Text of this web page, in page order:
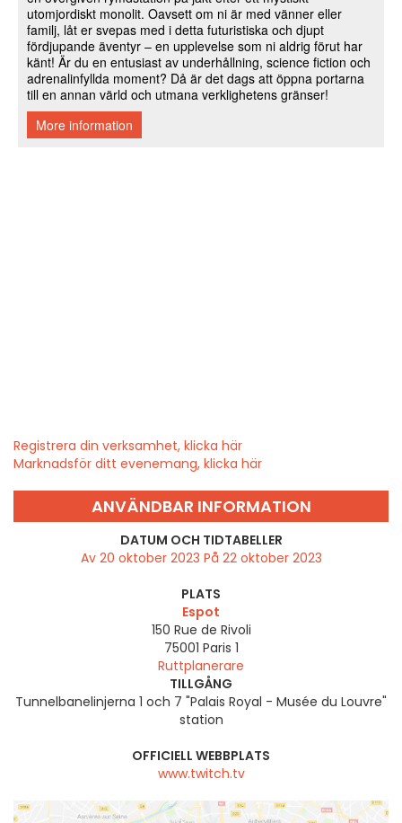
Registrera din verksamhet, klicka här
Marknadsför ditt evenemang, klicka här
ANVÄNDBAR INFORMATION
DATUM OCH TIDTABELLER
Av 20 oktober 2023 På 22 oktober 2023
PLATS
Espot
150 Rue de Rivoli
75001 Paris 1
Ruttplanerare
TILLGÅNG
Tunnelbanelinjerna 1 och 7 "Palais Royal - Musée du Louvre"
station
OFFICIELL WEBBPLATS
www.twitch.tv